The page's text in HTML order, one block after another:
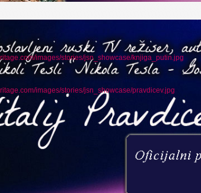
images/stories/jsn_showcase/knjiga_putin.jpg
images/stories/jsn_showcase/pravdicev.jpg
НЕ МОЖЕ ДА ШКОДИ !!!
ШКОЛА ГАРЈАЈЕВА, КАКО
-ИСПОВЕДАТИ СЕ